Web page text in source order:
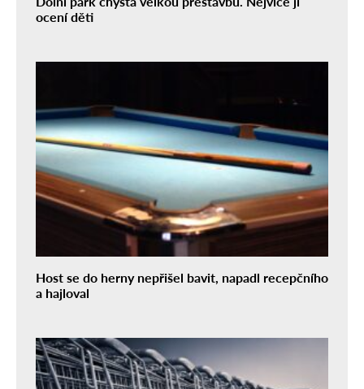
ocení děti
Host se do herny nepřišel bavit, napadl recepčního
a hajloval